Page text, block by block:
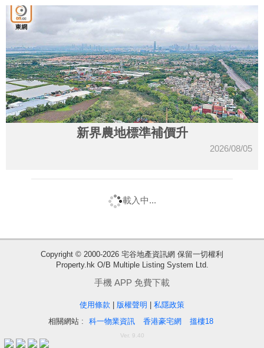
體
体
新界農地標準補價升
2026/08/05
載入中...
Copyright © 2000-2026 宅谷地產資訊網 保留一切權利
Property.hk O/B Multiple Listing System Ltd.
手機 APP 免費下載
使用條款 版權聲明
私隱政策
相關網站 :
科一物業資訊 香港豪宅網 搵樓18
Ver. 9.40